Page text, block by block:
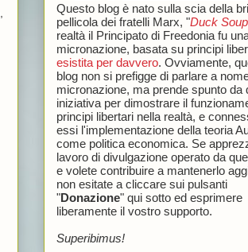
Questo blog è nato sulla scia della
pellicola dei fratelli Marx, "Duck Soup
realtà il Principato di Freedonia fu
micronazione, basata su principi
esistita per davvero. Ovviamente,
blog non si prefigge di parlare a
micronazione, ma prende spunto da
iniziativa per dimostrare il
principi libertari nella realtà, e
essi l'implementazione della teoria
come politica economica. Se
lavoro di divulgazione operato da
e volete contribuire a mantenerlo
non esitate a cliccare sui pulsanti
"Donazione" qui sotto ed esprimere
liberamente il vostro supporto.
Superibimus!